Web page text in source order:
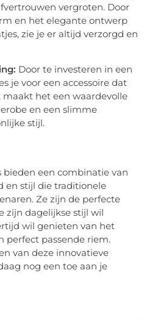
vergroten. Door
en het elegante ontwerp
zie je er altijd verzorgd en
Door te investeren in een
je voor een accessoire dat
het een waardevolle
en een slimme
stijl.
bieden een combinatie van
en stijl die traditionele
Ze zijn de perfecte
zijn dagelijkse stijl wil
wil genieten van het
perfect passende riem.
van deze innovatieve
nog een toe aan je